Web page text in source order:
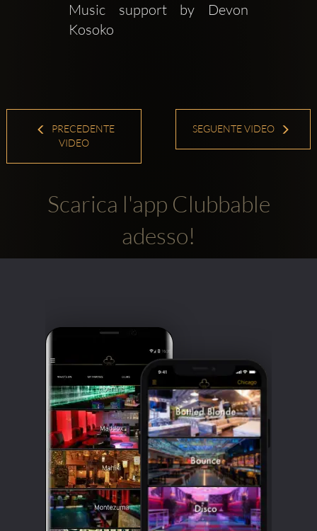
Music support by Devon
Kosoko
PRECEDENTE
VIDEO
SEGUENTE VIDEO
Scarica l'app Clubbable
adesso!